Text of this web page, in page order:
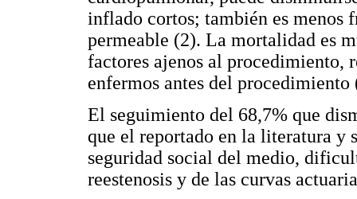
inflado cortos; también es menos
permeable (2). La mortalidad es
factores ajenos al procedimiento,
enfermos antes del procedimiento
El seguimiento del 68,7% que
que el reportado en la literatura y
seguridad social del medio,
reestenosis y de las curvas